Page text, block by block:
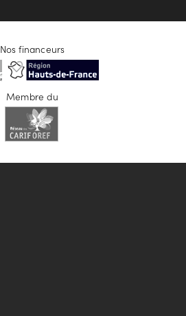
Nos financeurs
Membre du